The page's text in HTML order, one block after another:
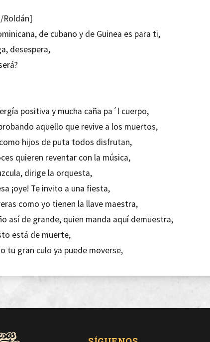
Roldán]
de cubano y de Guinea es para ti,
desespera,
positiva y mucha caña pa´l cuerpo,
aquello que revive a los muertos,
hijos de puta todos disfrutan,
quieren reventar con la música,
dirige la orquesta,
¡oye! Te invito a una fiesta,
como yo tienen la llave maestra,
así de grande, quien manda aquí demuestra,
está de muerte,
tu gran culo ya puede moverse,
criolla te lo está metiendo bien como una gran polla,